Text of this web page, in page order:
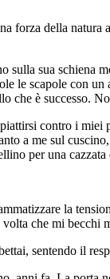
forza della
sua schiena
scapole con
che è successo.
contro i miei
a me sul
per una cazzata
la
che mi becchi
sentendo il